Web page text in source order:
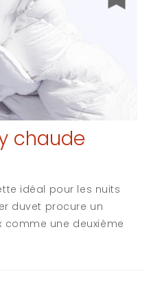
chaude
idéal pour les nuits
duvet procure un
comme une deuxième